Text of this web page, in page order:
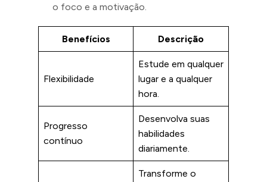
o foco e a motivação.
Benefícios Descrição
Flexibilidade
Estude em qualquer
lugar e a qualquer
hora.
Progresso
contínuo
Desenvolva suas
habilidades
diariamente.
Transforme o